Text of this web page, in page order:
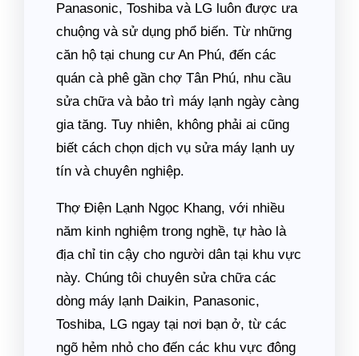
Panasonic, Toshiba và LG luôn được ưa
chuộng và sử dụng phổ biến. Từ những
căn hộ tại chung cư An Phú, đến các
quán cà phê gần chợ Tân Phú, nhu cầu
sửa chữa và bảo trì máy lạnh ngày càng
gia tăng. Tuy nhiên, không phải ai cũng
biết cách chọn dịch vụ sửa máy lạnh uy
tín và chuyên nghiệp.
Thợ Điện Lạnh Ngọc Khang, với nhiều
năm kinh nghiệm trong nghề, tự hào là
địa chỉ tin cậy cho người dân tại khu vực
này. Chúng tôi chuyên sửa chữa các
dòng máy lạnh Daikin, Panasonic,
Toshiba, LG ngay tại nơi bạn ở, từ các
ngõ hẻm nhỏ cho đến các khu vực đông